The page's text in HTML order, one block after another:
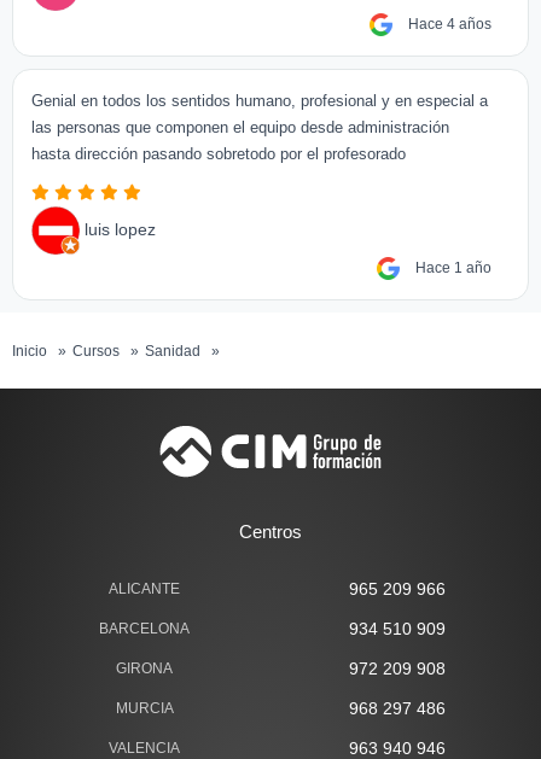
Hace 4 años
Genial en todos los sentidos humano, profesional y en especial a
las personas que componen el equipo desde administración
hasta dirección pasando sobretodo por el profesorado
luis lopez
Hace 1 año
Inicio Cursos Sanidad
Centros
ALICANTE 965 209 966
BARCELONA 934 510 909
GIRONA 972 209 908
MURCIA 968 297 486
VALENCIA 963 940 946